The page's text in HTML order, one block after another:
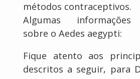
métodos contraceptivos.
Algumas informações
sobre o Aedes aegypti:
Fique atento aos
descritos a seguir, para